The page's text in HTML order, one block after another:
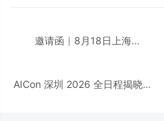
邀请函｜8月18日上海
AICon 深圳 2026 全日程揭晓｜